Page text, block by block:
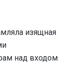
изящная
над входом